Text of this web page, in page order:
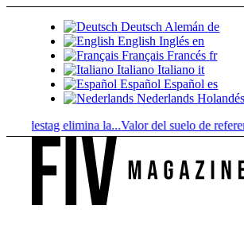
Deutsch Alemán de
English Inglés en
Français Francés fr
Italiano Italiano it
Español Español es
Nederlands Holandés
elimina la...Valor del suelo de